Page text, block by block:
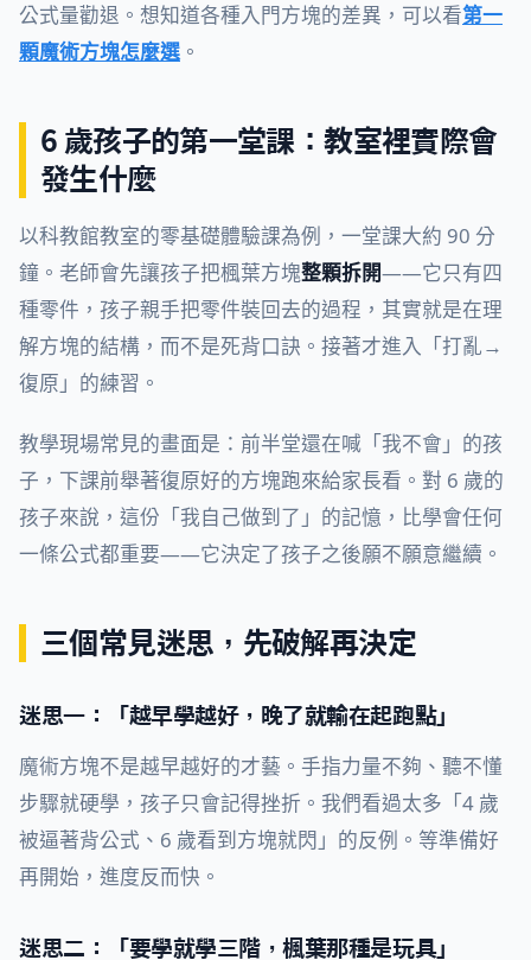
公式量勸退。想知道各種入門方塊的差異，可以看第一
顆魔術方塊怎麼選。
6 歲孩子的第一堂課：教室裡實際會
發生什麼
以科教館教室的零基礎體驗課為例，一堂課大約 90 分
鐘。老師會先讓孩子把楓葉方塊整顆拆開——它只有四
種零件，孩子親手把零件裝回去的過程，其實就是在理
解方塊的結構，而不是死背口訣。接著才進入「打亂→
復原」的練習。
教學現場常見的畫面是：前半堂還在喊「我不會」的孩
子，下課前舉著復原好的方塊跑來給家長看。對 6 歲的
孩子來說，這份「我自己做到了」的記憶，比學會任何
一條公式都重要——它決定了孩子之後願不願意繼續。
三個常見迷思，先破解再決定
迷思一：「越早學越好，晚了就輸在起跑點」
魔術方塊不是越早越好的才藝。手指力量不夠、聽不懂
步驟就硬學，孩子只會記得挫折。我們看過太多「4 歲
被逼著背公式、6 歲看到方塊就閃」的反例。等準備好
再開始，進度反而快。
迷思二：「要學就學三階，楓葉那種是玩具」